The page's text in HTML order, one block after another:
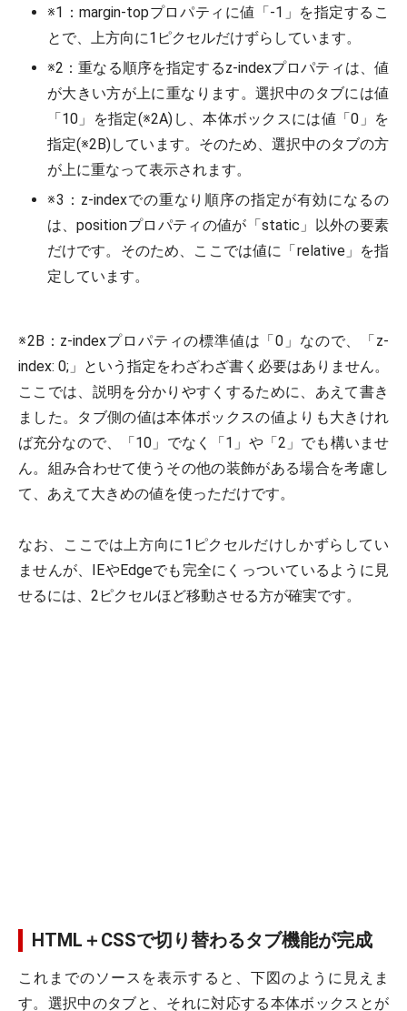
※1：margin-topプロパティに値「-1」を指定するこ
とで、上方向に1ピクセルだけずらしています。
※2：重なる順序を指定するz-indexプロパティは、値
が大きい方が上に重なります。選択中のタブには値
「10」を指定(※2A)し、本体ボックスには値「0」を
指定(※2B)しています。そのため、選択中のタブの方
が上に重なって表示されます。
※3：z-indexでの重なり順序の指定が有効になるの
は、positionプロパティの値が「static」以外の要素
だけです。そのため、ここでは値に「relative」を指
定しています。
※2B：z-indexプロパティの標準値は「0」なので、「z-
index: 0;」という指定をわざわざ書く必要はありません。
ここでは、説明を分かりやすくするために、あえて書き
ました。タブ側の値は本体ボックスの値よりも大きけれ
ば充分なので、「10」でなく「1」や「2」でも構いませ
ん。組み合わせて使うその他の装飾がある場合を考慮し
て、あえて大きめの値を使っただけです。
なお、ここでは上方向に1ピクセルだけしかずらしてい
ませんが、IEやEdgeでも完全にくっついているように見
せるには、2ピクセルほど移動させる方が確実です。
HTML＋CSSで切り替わるタブ機能が完成
これまでのソースを表示すると、下図のように見えま
す。選択中のタブと、それに対応する本体ボックスとが